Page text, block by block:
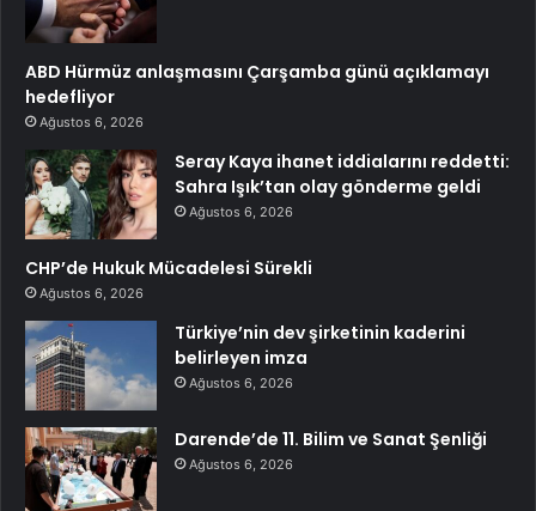
ABD Hürmüz anlaşmasını Çarşamba günü açıklamayı
hedefliyor
Ağustos 6, 2026
Seray Kaya ihanet iddialarını reddetti:
Sahra Işık’tan olay gönderme geldi
Ağustos 6, 2026
CHP’de Hukuk Mücadelesi Sürekli
Ağustos 6, 2026
Türkiye’nin dev şirketinin kaderini
belirleyen imza
Ağustos 6, 2026
Darende’de 11. Bilim ve Sanat Şenliği
Ağustos 6, 2026